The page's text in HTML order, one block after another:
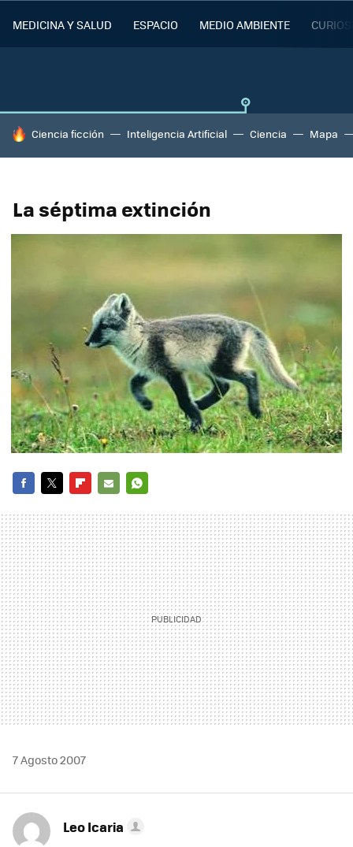
MEDICINA Y SALUD ESPACIO MEDIO AMBIENTE
HOY SE HABLA DE
Ciencia ficción Inteligencia Artificial Ciencia Mapa
La séptima extinción
MAIL
7 Agosto 2007
Leo Icaria